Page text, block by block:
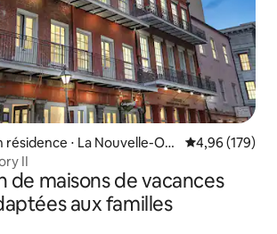
⋅ La Nouvelle-Orl
Évaluation
4,96 (179)
II
de maisons de vacances
aux familles